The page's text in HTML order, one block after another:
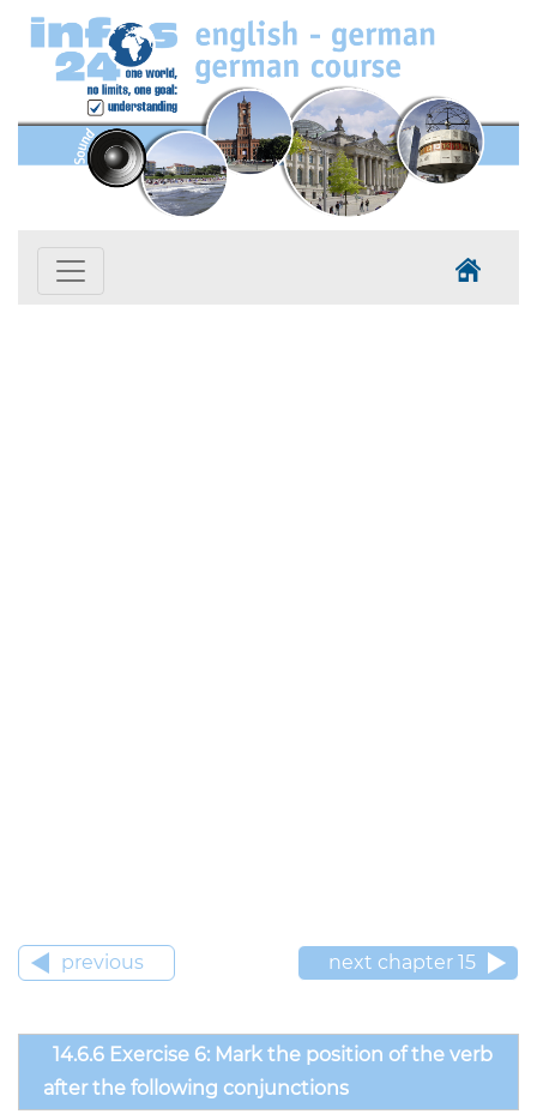
previous next chapter 15
14.6.6 Exercise 6: Mark the position of the verb
after the following conjunctions